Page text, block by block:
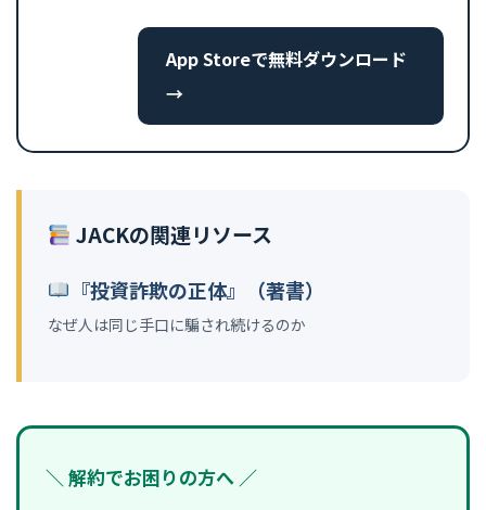
App Storeで無料ダウンロード
→
JACKの関連リソース
『投資詐欺の正体』（著書）
なぜ人は同じ手口に騙され続けるのか
＼ 解約でお困りの方へ ／